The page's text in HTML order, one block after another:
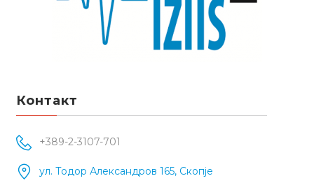
Контакт
+389-2-3107-701
ул. Тодор Александров 165, Скопје